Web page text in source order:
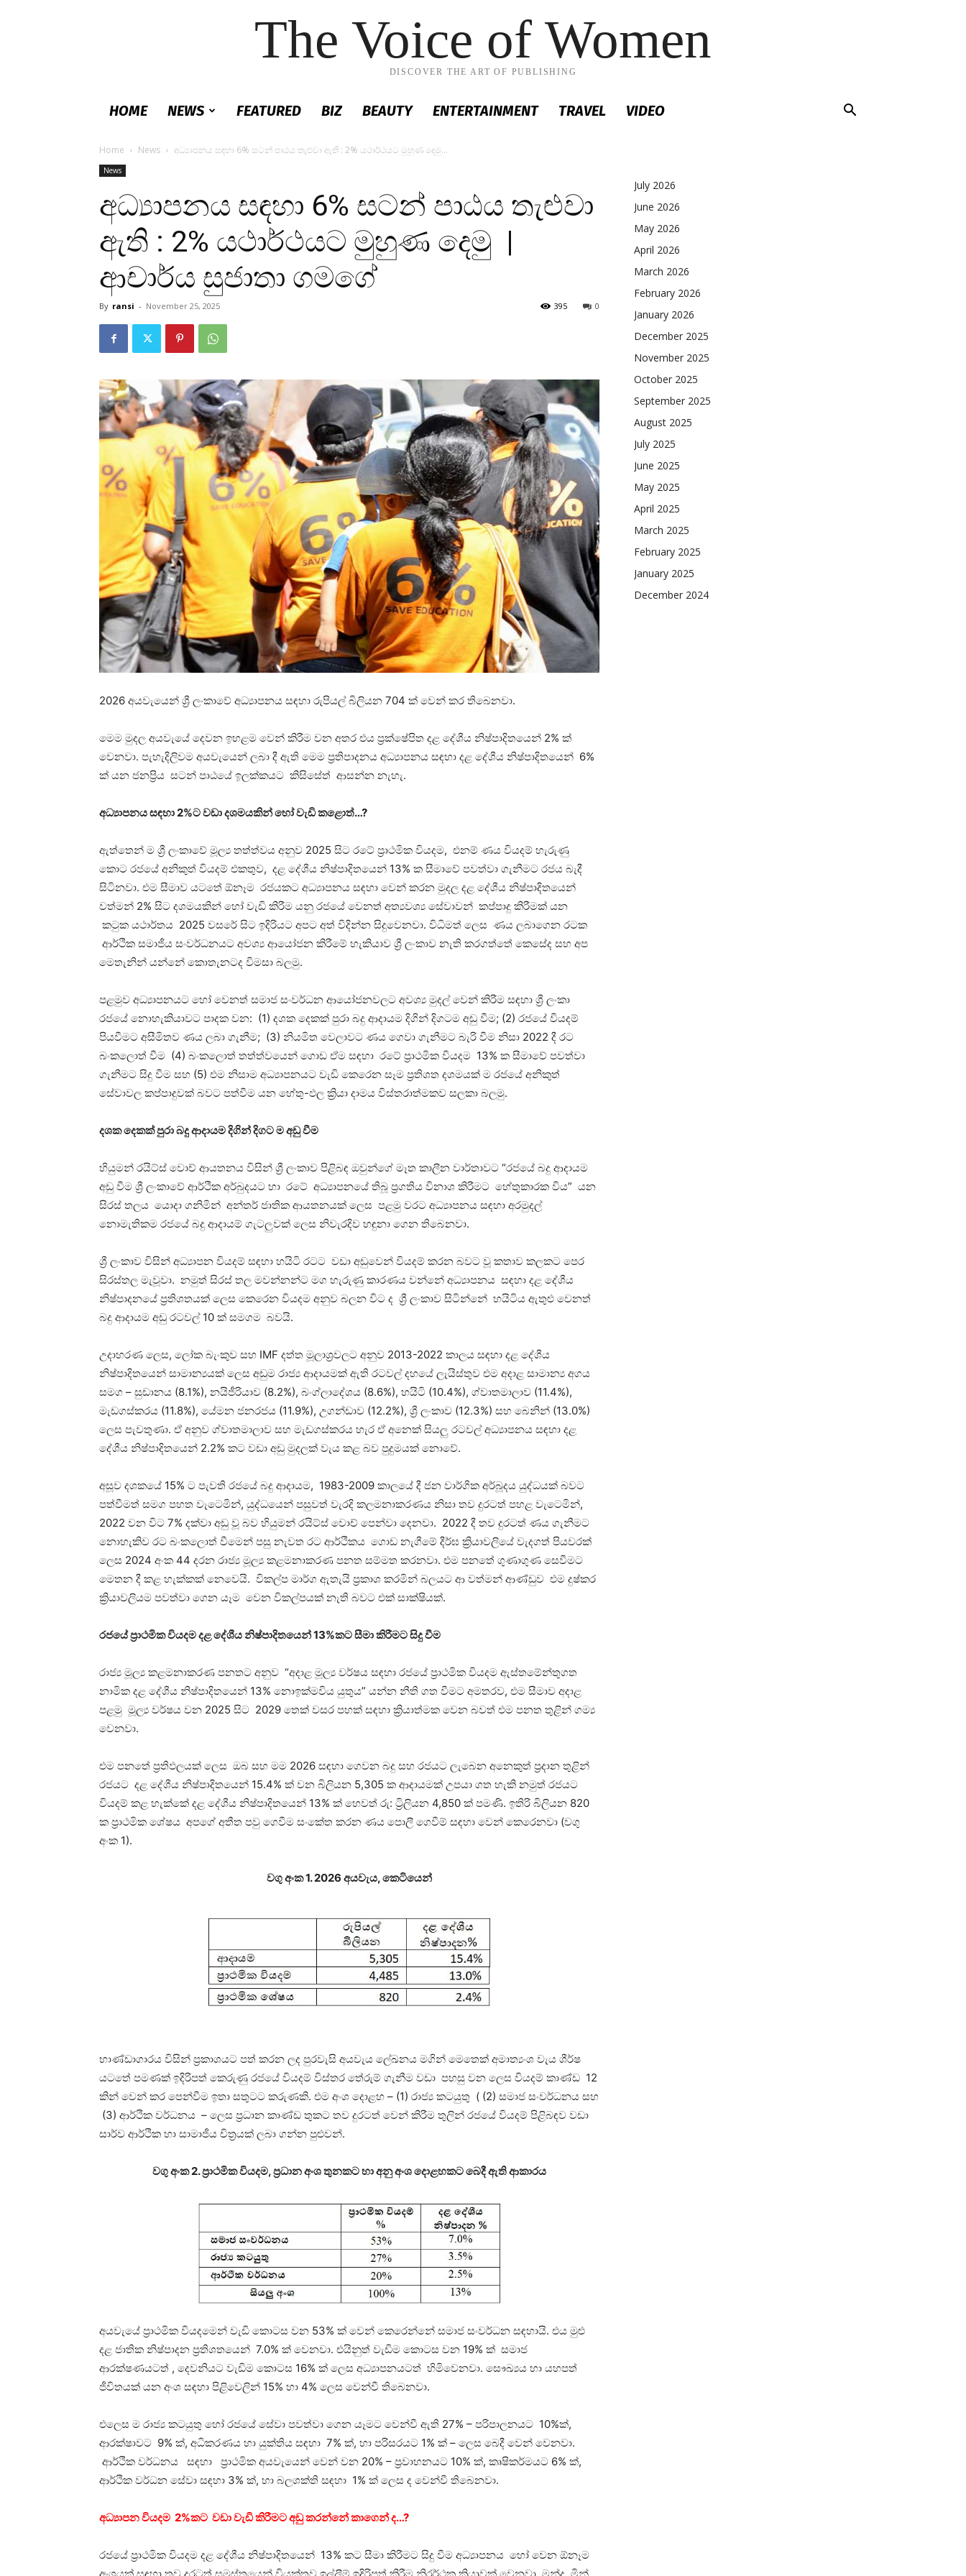
The Voice of Women
DISCOVER THE ART OF PUBLISHING
HOME NEWS FEATURED BIZ BEAUTY ENTERTAINMENT TRAVEL VIDEO
Home News අධ්‍යාපනය සඳහා 6% සටන් පාඨය තැළුවා ඇති : 2% යථාර්ථයට මුහුණ දෙමු...
News
අධ්‍යාපනය සඳහා 6% සටන් පාඨය තැළුවා
ඇති : 2% යථාර්ථයට මුහුණ දෙමු |
ආචාර්ය සුජාතා ගමගේ
By ransi - November 25, 2025 0
395
2026 අයවැයෙන් ශ්‍රී ලංකාවේ අධ්‍යාපනය සඳහා රුපියල් බිලියන 704 ක් වෙන් කර තිබෙනවා.
මෙම මුදල අයවැයේ දෙවන ඉහළම වෙන් කිරීම වන අතර එය ප්‍රක්ෂේපිත දළ දේශීය නිෂ්පාදිතයෙන් 2% ක්
වෙනවා. පැහැදිලිවම අයවැයෙන් ලබා දී ඇති මෙම ප්‍රතිපාදනය අධ්‍යාපනය සඳහා දළ දේශීය නිෂ්පාදිතයෙන් 6%
ක් යන ජනප්‍රිය සටන් පාඨයේ ඉලක්කයට කිසිසේත් ආසන්න නැහැ.
අධ්‍යාපනය සඳහා 2%ට වඩා දශමයකින් හෝ වැඩි කළොත්…?
ඇත්තෙන් ම ශ්‍රී ලංකාවේ මූල්‍ය තත්ත්වය අනුව 2025 සිට රටේ ප්‍රාථමික වියදම, එනම් ණය වියදම් හැරුණු
කොට රජයේ අනිකුත් වියදම් එකතුව, දළ දේශීය නිෂ්පාදිතයෙන් 13% ක සීමාවේ පවත්වා ගැනීමට රජය බැදී
සිටිනවා. එම සීමාව යටතේ ඕනෑම රජයකට අධ්‍යාපනය සඳහා වෙන් කරන මුදල දළ දේශීය නිෂ්පාදිතයෙන්
වත්මන් 2% සිට දශමයකින් හෝ වැඩි කිරීම යනු රජයේ වෙනත් අත්‍යවශ්‍ය සේවාවන් කප්පාදු කිරීමක් යන
කටුක යථාර්තය 2025 වසරේ සිට ඉදිරියට අපට අත් විදින්න සිදුවෙනවා. විධිමත් ලෙස ණය ලබාගෙන රටක
ආර්ථික සමාජීය සංවර්ධනයට අවශ්‍ය ආයෝජන කිරීමේ හැකියාව ශ්‍රී ලංකාව නැති කරගත්තේ කෙසේද සහ අප
මෙතැනින් යන්නේ කොතැනටද විමසා බලමු.
පළමුව අධ්‍යාපනයට හෝ වෙනත් සමාජ සංවර්ධන ආයෝජනවලට අවශ්‍ය මුදල් වෙන් කිරීම සඳහා ශ්‍රී ලංකා
රජයේ නොහැකියාවට පාදක වන: (1) දශක දෙකක් පුරා බදු ආදායම දිගින් දිගටම අඩු වීම; (2) රජයේ වියදම්
පියවීමට අසීමිතව ණය ලබා ගැනීම; (3) නියමිත වෙලාවට ණය ගෙවා ගැනීමට බැරි වීම නිසා 2022 දී රට
බංකලොත් වීම (4) බංකලොත් තත්ත්වයෙන් ගොඩ ඒම සඳහා රටේ ප්‍රාථමික වියදම 13% ක සීමාවේ පවත්වා
ගැනීමට සිදු වීම සහ (5) එම නිසාම අධ්‍යාපනයට වැඩි කෙරෙන සෑම ප්‍රතිශත දශමයක් ම රජයේ අනිකුත්
සේවාවල කප්පාදුවක් බවට පත්වීම යන හේතු-ඵල ක්‍රියා දාමය විස්තරාත්මකව සලකා බලමු.
දශක දෙකක් පුරා බදු ආදායම දිගින් දිගට ම අඩු වීම
හියුමන් රයිට්ස් වොච් ආයතනය විසින් ශ්‍රී ලංකාව පිළිබඳ ඔවුන්ගේ මෑත කාලීන වාර්තාවට “රජයේ බදු ආදායම
අඩු වීම ශ්‍රී ලංකාවේ ආර්ථික අර්බුදයට හා රටේ අධ්‍යාපනයේ තිබූ ප්‍රගතිය විනාශ කිරීමට හේතුකාරක විය” යන
සිරස් තලය යොදා ගනිමින් අන්තර් ජාතික ආයතනයක් ලෙස පළමු වරට අධ්‍යාපනය සඳහා අරමුදල්
නොමැතිකම රජයේ බදු ආදායම් ගැටලුවක් ලෙස නිවැරදිව හඳුනා ගෙන තිබෙනවා.
ශ්‍රී ලංකාව විසින් අධ්‍යාපන වියදම් සඳහා හයිටි රටට වඩා අඩුවෙන් වියදම් කරන බවට වූ කතාව කලකට පෙර
සිරස්තල මැවූවා. නමුත් සිරස් තල මවන්නන්ට මග හැරුණු කාරණය වන්නේ අධ්‍යාපනය සඳහා දළ දේශීය
නිෂ්පාදනයේ ප්‍රතිශතයක් ලෙස කෙරෙන වියදම අනුව බලන විට ද ශ්‍රී ලංකාව සිටින්නේ හයිටිය ඇතුළු වෙනත්
බදු ආදායම අඩු රටවල් 10 ක් සමගම බවයි.
උදාහරණ ලෙස, ලෝක බැංකුව සහ IMF දත්ත මූලාශ්‍රවලට අනුව 2013-2022 කාලය සඳහා දළ දේශීය
නිෂ්පාදිතයෙන් සාමාන්‍යයක් ලෙස අඩුම රාජ්‍ය ආදායමක් ඇති රටවල් දහයේ ලැයිස්තුව එම අදාළ සාමාන්‍ය අගය
සමග – සුඩානය (8.1%), නයිජීරියාව (8.2%), බංග්ලාදේශය (8.6%), හයිටි (10.4%), ග්වාතමාලාව (11.4%),
මැඩගස්කරය (11.8%), යේමන ජනරජය (11.9%), උගන්ඩාව (12.2%), ශ්‍රී ලංකාව (12.3%) සහ බෙනින් (13.0%)
ලෙස පැවතුණා. ඒ අනුව ග්වාතමාලාව සහ මැඩගස්කරය හැර ඒ අනෙක් සියලු රටවල් අධ්‍යාපනය සඳහා දළ
දේශීය නිෂ්පාදිතයෙන් 2.2% කට වඩා අඩු මුදලක් වැය කළ බව පුදුමයක් නොවේ.
අසූව දශකයේ 15% ට පැවති රජයේ බදු ආදායම, 1983-2009 කාලයේ දී ජන වාර්ගික අර්බූදය යුද්ධයක් බවට
පත්වීමත් සමග පහත වැටෙමින්, යුද්ධයෙන් පසුවත් වැරදි කලමනාකරණය නිසා තව දුරටත් පහළ වැටෙමින්,
2022 වන විට 7% දක්වා අඩු වූ බව හියුමන් රයිට්ස් වොච් පෙන්වා දෙනවා. 2022 දී තව දුරටත් ණය ගැනීමට
නොහැකිව රට බංකලොත් වීමෙන් පසු නැවත රට ආර්ථිකය ගොඩ නැගීමේ දීර්ඝ ක්‍රියාවලියේ වැදගත් පියවරක්
ලෙස 2024 අංක 44 දරන රාජ්‍ය මූල්‍ය කළමනාකරණ පනත සම්මත කරනවා. එම පනතේ ගුණාගුණ සෙවීමට
මෙතන දී කළ හැක්කක් නෙවෙයි. විකල්ප මාර්ග ඇතැයි ප්‍රකාශ කරමින් බලයට ආ වත්මන් ආණ්ඩුව එම දුෂ්කර
ක්‍රියාවලියම පවත්වා ගෙන යෑම වෙන විකල්පයක් නැති බවට එක් සාක්ෂියක්.
රජයේ ප්‍රාථමික වියදම දළ දේශීය නිෂ්පාදිතයෙන් 13%කට සීමා කිරීමට සිදු වීම
රාජ්‍ය මූල්‍ය කළමනාකරණ පනතට අනුව “අදාළ මූල්‍ය වර්ෂය සඳහා රජයේ ප්‍රාථමික වියදම ඇස්තමේන්තුගත
නාමික දළ දේශීය නිෂ්පාදිතයෙන් 13% නොඉක්මවිය යුතුය” යන්න නීති ගත වීමට අමතරව, එම සීමාව අදාළ
පළමු මූල්‍ය වර්ෂය වන 2025 සිට 2029 තෙක් වසර පහක් සඳහා ක්‍රියාත්මක වෙන බවත් එම පනත තුළින් ගම්‍ය
වෙනවා.
එම පනතේ ප්‍රතිඵලයක් ලෙස ඔබ සහ මම 2026 සඳහා ගෙවන බදු සහ රජයට ලැබෙන අනෙකුත් ප්‍රදාන තුළින්
රජයට දළ දේශීය නිෂ්පාදිතයෙන් 15.4% ක් වන බිලියන 5,305 ක ආදායමක් උපයා ගත හැකි නමුත් රජයට
වියදම් කළ හැක්කේ දළ දේශීය නිෂ්පාදිතයෙන් 13% ක් හෙවත් රු: ට්‍රිලියන 4,850 ක් පමණි. ඉතිරි බිලියන 820
ක ප්‍රාථමික ශේෂය අපගේ අතීත පවු ගෙවීම සංකේත කරන ණය පොලී ගෙවීම් සඳහා වෙන් කෙරෙනවා (වගු
අංක 1).
වගු අංක 1. 2026 අයවැය, කෙටියෙන්
භාණ්ඩාගාරය විසින් ප්‍රකාශයට පත් කරන ලද පුරවැසි අයවැය ලේඛනය මගින් මෙතෙක් අමාත්‍යංශ වැය ශීර්ෂ
යටතේ පමණක් ඉදිරිපත් කෙරුණු රජයේ වියදම් විස්තර තේරුම් ගැනීම වඩා පහසු වන ලෙස වියදම් කාණ්ඩ 12
කින් වෙන් කර පෙන්වීම ඉතා සතුටට කරුණකි. එම අංශ දොළහ – (1) රාජ්‍ය කටයුතු ( (2) සමාජ සංවර්ධනය සහ
(3) ආර්ථික වර්ධනය – ලෙස ප්‍රධාන කාණ්ඩ තුකට තව දුරටත් වෙන් කිරීම තුලින් රජයේ වියදම් පිළිබඳව වඩා
සාර්ව ආර්ථික හා සාමාජීය චිත්‍රයක් ලබා ගන්න පුළුවන්.
වගු අංක 2. ප්‍රාථමික වියදම, ප්‍රධාන අංශ තුනකට හා අනු අංශ දොළහකට බෙදී ඇති ආකාරය
අයවැයේ ප්‍රාථමික වියදමෙන් වැඩි කොටස වන 53% ක් වෙන් කෙරෙන්නේ සමාජ සංවර්ධන සඳහායි. එය මුළු
දළ ජාතික නිෂ්පාදන ප්‍රතිශතයෙන් 7.0% ක් වෙනවා. එයිනුත් වැඩිම කොටස වන 19% ක් සමාජ
ආරක්ෂණයටත් , දෙවනියට වැඩිම කොටස 16% ක් ලෙස අධ්‍යාපනයටත් හිමිවෙනවා. සෞඛ්‍යය හා යහපත්
ජීවිතයක් යන අංශ සඳහා පිළිවෙලින් 15% හා 4% ලෙස වෙන්වී තිබෙනවා.
එලෙස ම රාජ්‍ය කටයුතු හෝ රජයේ සේවා පවත්වා ගෙන යෑමට වෙන්වී ඇති 27% – පරිපාලනයට 10%ක්,
ආරක්ෂාවට 9% ක්, අධිකරණය හා යුක්තිය සඳහා 7% ක්, හා පරිසරයට 1% ක් – ලෙස බෙදී වෙන් වෙනවා.
ආර්ථික වර්ධනය සඳහා ප්‍රාථමික අයවැයෙන් වෙන් වන 20% – ප්‍රවාහනයට 10% ක්, කෘෂිකර්මයට 6% ක්,
ආර්ථික වර්ධන සේවා සඳහා 3% ක්, හා බලශක්ති සඳහා 1% ක් ලෙස ද වෙන්වී තිබෙනවා.
අධ්‍යාපන වියදම 2%කට වඩා වැඩි කිරීමට අඩු කරන්නේ කාගෙන් ද…?
රජයේ ප්‍රාථමික වියදම දළ දේශීය නිෂ්පාදිතයෙන් 13% කට සීමා කිරීමට සිදු වීම අධ්‍යාපනය හෝ වෙන ඕනෑම
July 2026
June 2026
May 2026
April 2026
March 2026
February 2026
January 2026
December 2025
November 2025
October 2025
September 2025
August 2025
July 2025
June 2025
May 2025
April 2025
March 2025
February 2025
January 2025
December 2024